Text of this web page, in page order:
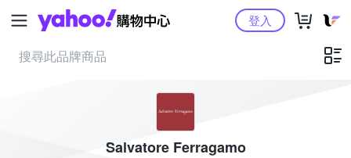
Yahoo購物中心登入
Salvatore Ferragamo